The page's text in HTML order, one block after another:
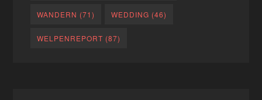
WANDERN (71) WEDDING (46)
WELPENREPORT (87)